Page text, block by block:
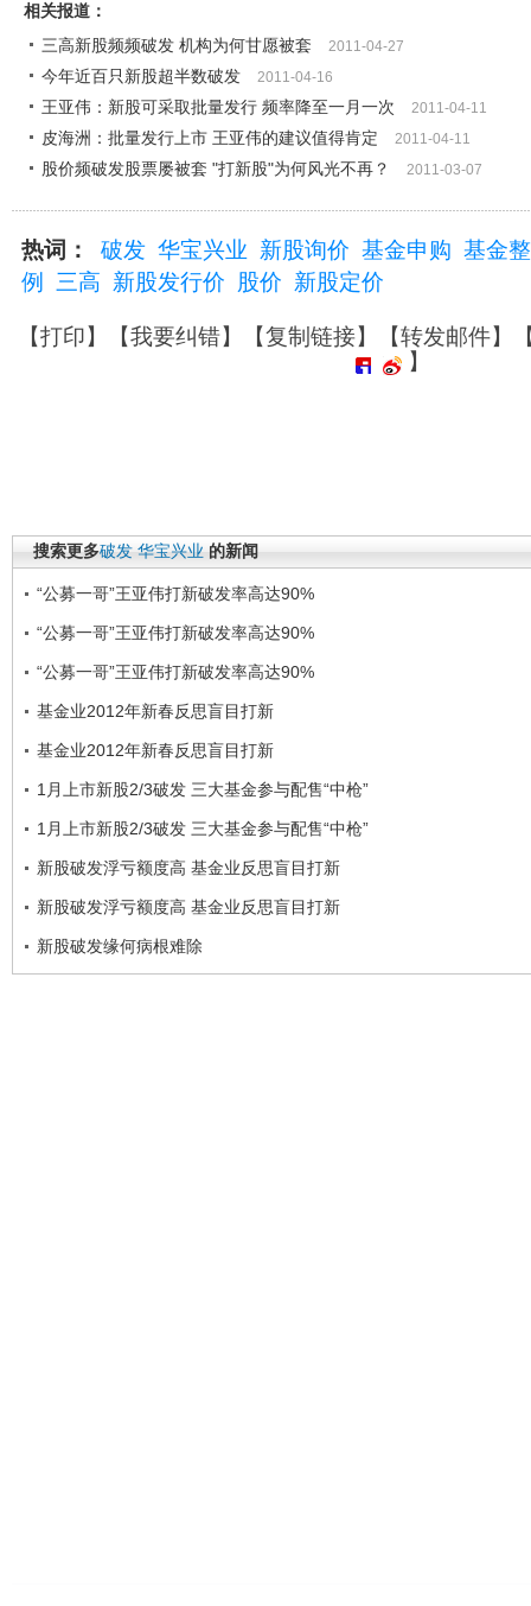
相关报道：
三高新股频频破发 机构为何甘愿被套
2011-04-27
今年近百只新股超半数破发 2011-04-16
王亚伟：新股可采取批量发行 频率降至一月一次 2011-04-11
皮海洲：批量发行上市 王亚伟的建议值得肯定 2011-04-11
股价频破发股票屡被套 "打新股"为何风光不再？ 2011-03-07
热词： 破发 华宝兴业 新股询价 基金申购 基金
例
三高 新股发行价 股价 新股定价
【打印】【我要纠错】【复制链接】【转发邮件】
】
搜索更多破发 华宝兴业 的新闻
“公募一哥”王亚伟打新破发率高达90%
“公募一哥”王亚伟打新破发率高达90%
“公募一哥”王亚伟打新破发率高达90%
基金业2012年新春反思盲目打新
基金业2012年新春反思盲目打新
1月上市新股2/3破发 三大基金参与配售“中枪”
1月上市新股2/3破发 三大基金参与配售“中枪”
新股破发浮亏额度高 基金业反思盲目打新
新股破发浮亏额度高 基金业反思盲目打新
新股破发缘何病根难除